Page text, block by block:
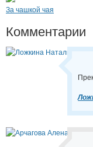
За чашкой чая
Комментарии